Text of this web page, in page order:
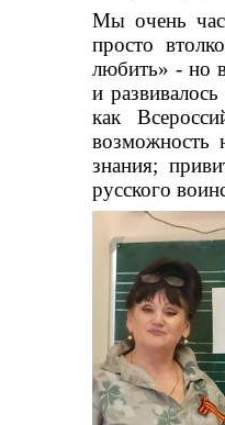
Мы очень
просто
любить» - но
и
как
возможность
знания;
русского